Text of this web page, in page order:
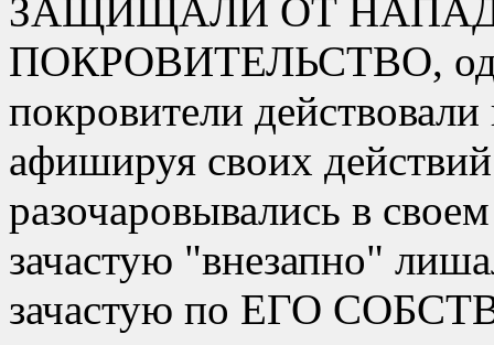
ЗАЩИЩАЛИ ОТ
ПОКРОВИТЕЛЬСТВО,
покровители
афишируя своих
разочаровывались в
зачастую
внезапно
зачастую по ЕГО